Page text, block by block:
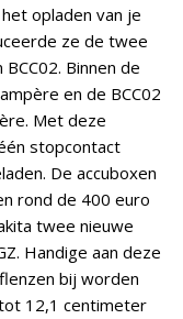
opladen van je
ze de twee
Binnen de
en de BCC02
Met deze
stopcontact
De accuboxen
rond de 400 euro
twee nieuwe
Handige aan deze
bij worden
12,1 centimeter